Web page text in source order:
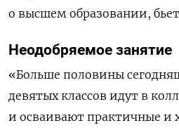
о высшем образовании,
Неодобряемое занятие
«Больше половины
девятых классов идут в
и осваивают практичные и